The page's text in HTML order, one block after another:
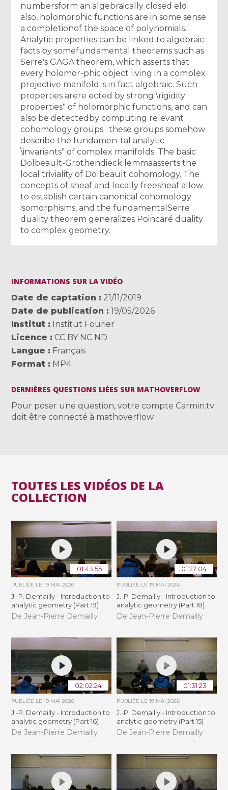
numbersform an algebraically closed eld;
also, holomorphic functions are in some sense
a completionof the space of polynomials.
Analytic properties can be linked to algebraic
facts by somefundamental theorems such as
Serre's GAGA theorem, which asserts that
every holomor-phic object living in a complex
projective manifold is in fact algebraic. Such
properties arere ected by strong \rigidity
properties" of holomorphic functions, and can
also be detectedby computing relevant
cohomology groups : these groups somehow
describe the fundamen-tal analytic
\invariants" of complex manifolds. The basic
Dolbeault-Grothendieck lemmaasserts the
local triviality of Dolbeault cohomology. The
concepts of sheaf and locally freesheaf allow
to establish certain canonical cohomology
isomorphisms, and the fundamentalSerre
duality theorem generalizes Poincaré duality
to complex geometry.
INFORMATIONS SUR LA VIDÉO
Date de captation
21/11/2019
Date de publication
19/05/2026
Institut
Institut Fourier
Licence
CC BY NC ND
Langue
Français
Format
MP4
DERNIÈRES QUESTIONS LIÉES SUR MATHOVERFLOW
Pour poser une question, votre compte Carmin.tv
doit être connecté à mathoverflow
TOUTES LES VIDÉOS DE LA
COLLECTION
01:43:55
PUBLIÉE LE19 MAI 2026
J.-P. Demailly - Introduction to
analytic geometry (Part 19)
De Jean-Pierre Demailly
01:27:04
PUBLIÉE LE 19 MAI 2026
J.-P. Demailly - Introduction to
analytic geometry (Part 18)
De Jean-Pierre Demailly
02:02:24
PUBLIÉE LE19 MAI 2026
J.-P. Demailly - Introduction to
analytic geometry (Part 16)
De Jean-Pierre Demailly
01:31:23
PUBLIÉE LE 19 MAI 2026
J.-P. Demailly - Introduction to
analytic geometry (Part 15)
De Jean-Pierre Demailly